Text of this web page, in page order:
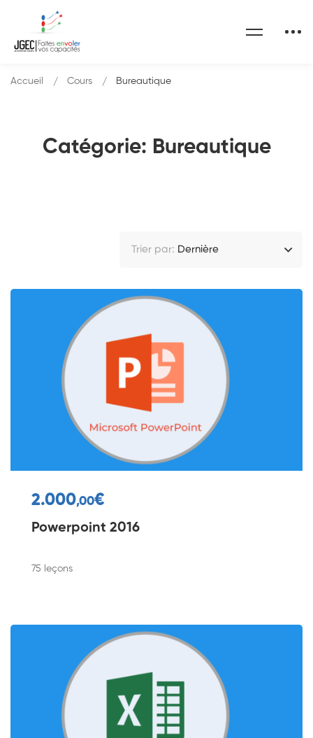
Catégorie: Bureautique
Accueil Cours Bureautique
Trier par: Dernière
2.000,00€
Powerpoint 2016
75 leçons